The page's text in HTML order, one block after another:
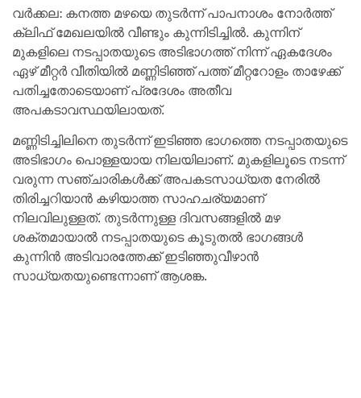
വർക്കല: കനത്ത മഴയെ തുടർന്ന് പാപനാശം നോർത്ത്
ക്ലിഫ് മേഖലയിൽ വീണ്ടും കുന്നിടിച്ചിൽ. കുന്നിന്
മുകളിലെ നടപ്പാതയുടെ അടിഭാഗത്ത് നിന്ന് ഏകദേശം
ഏഴ് മീറ്റർ വീതിയിൽ മണ്ണിടിഞ്ഞ് പത്ത് മീറ്ററോളം താഴേക്ക്
പതിച്ചതോടെയാണ് പ്രദേശം അതീവ
അപകടാവസ്ഥയിലായത്.
മണ്ണിടിച്ചിലിനെ തുടർന്ന് ഇടിഞ്ഞ ഭാഗത്തെ നടപ്പാതയുടെ
അടിഭാഗം പൊള്ളയായ നിലയിലാണ്. മുകളിലൂടെ നടന്ന്
വരുന്ന സഞ്ചാരികൾക്ക് അപകടസാധ്യത നേരിൽ
തിരിച്ചറിയാൻ കഴിയാത്ത സാഹചര്യമാണ്
നിലവിലുള്ളത്. തുടർന്നുള്ള ദിവസങ്ങളിൽ മഴ
ശക്തമായാൽ നടപ്പാതയുടെ കൂടുതൽ ഭാഗങ്ങൾ
കുന്നിൻ അടിവാരത്തേക്ക് ഇടിഞ്ഞുവീഴാൻ
സാധ്യതയുണ്ടെന്നാണ് ആശങ്ക.